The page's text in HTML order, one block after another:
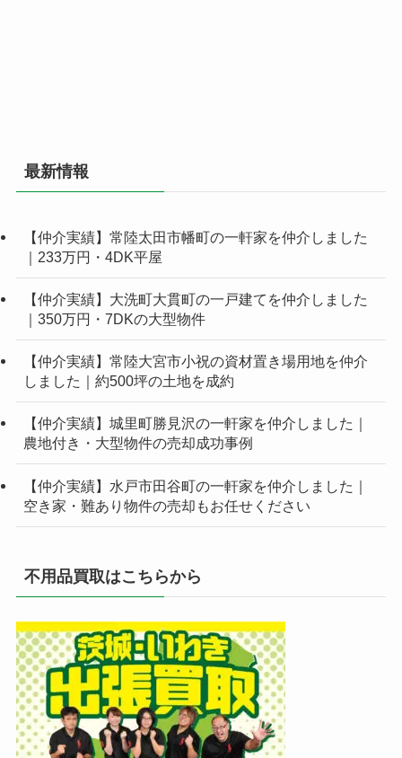
最新情報
【仲介実績】常陸太田市幡町の一軒家を仲介しました
｜233万円・4DK平屋
【仲介実績】大洗町大貫町の一戸建てを仲介しました
｜350万円・7DKの大型物件
【仲介実績】常陸大宮市小祝の資材置き場用地を仲介
しました｜約500坪の土地を成約
【仲介実績】城里町勝見沢の一軒家を仲介しました｜
農地付き・大型物件の売却成功事例
【仲介実績】水戸市田谷町の一軒家を仲介しました｜
空き家・難あり物件の売却もお任せください
不用品買取はこちらから